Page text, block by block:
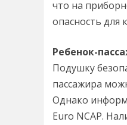
что на
опасность для
Ребенок-
Подушку
пассажира
Однако
Euro NCAP.